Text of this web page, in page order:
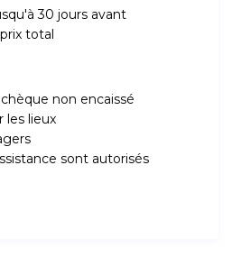
30 jours avant
total
non encaissé
les lieux
sont autorisés